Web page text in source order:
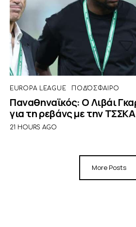
EUROPA LEAGUE ΠΟΔΌΣΦΑΙΡΟ
Παναθηναϊκός: Ο Λιβάι
για τη ρεβάνς με την
21 HOURS AGO
More Posts